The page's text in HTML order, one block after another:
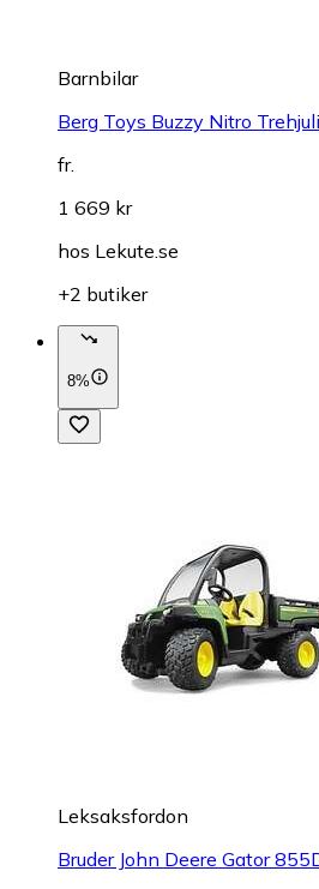
Barnbilar
Berg Toys Buzzy Nitro
fr.
1 669 kr
hos Lekute.se
+2 butiker
8%
Leksaksfordon
Bruder John Deere Gator